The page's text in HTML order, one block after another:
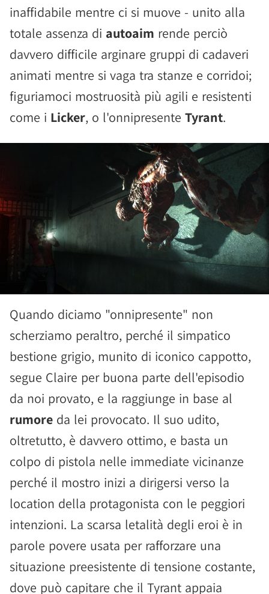
inaffidabile mentre ci si muove - unito alla
totale assenza di autoaim rende perciò
davvero difficile arginare gruppi di cadaveri
animati mentre si vaga tra stanze e corridoi;
figuriamoci mostruosità più agili e resistenti
come i Licker, o l'onnipresente Tyrant.
Quando diciamo "onnipresente" non
scherziamo peraltro, perché il simpatico
bestione grigio, munito di iconico cappotto,
segue Claire per buona parte dell'episodio
da noi provato, e la raggiunge in base al
rumore da lei provocato. Il suo udito,
oltretutto, è davvero ottimo, e basta un
colpo di pistola nelle immediate vicinanze
perché il mostro inizi a dirigersi verso la
location della protagonista con le peggiori
intenzioni. La scarsa letalità degli eroi è in
parole povere usata per rafforzare una
situazione preesistente di tensione costante,
dove può capitare che il Tyrant appaia